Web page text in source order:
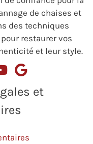
de chaises et
des techniques
restaurer vos
et leur style.
et